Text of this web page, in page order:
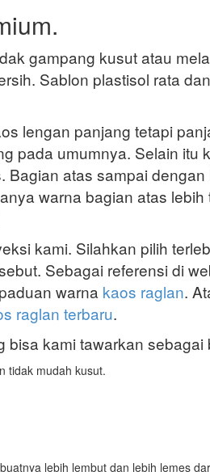
gampang kusut atau
Sablon plastisol rata
lengan panjang tetapi
pada umumnya. Selain itu
atas sampai
warna bagian atas lebih
kami. Silahkan pilih
Sebagai referensi di
warna kaos raglan.
raglan terbaru.
kami tawarkan sebagai
tidak mudah kusut.
lebih lembut dan lebih lemes